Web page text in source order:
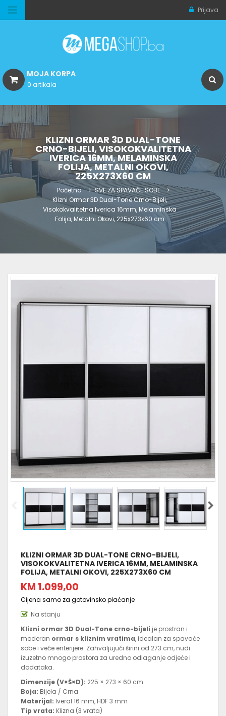
Prijava
MOJA KORPA
0 artikala
KLIZNI ORMAR 3D DUAL-TONE
CRNO-BIJELI, VISOKOKVALITETNA
IVERICA 16MM, MELAMINSKA
FOLIJA, METALNI OKOVI,
225X273X60 CM
Početna
SVE ZA SPAVAĆE SOBE
Klizni Ormar 3D Dual-Tone Crno-Bijeli,
Visokokvalitetna Iverica 16mm, Melaminska
Folija, Metalni Okovi, 225x273x60 cm
KLIZNI ORMAR 3D DUAL-TONE CRNO-BIJELI,
VISOKOKVALITETNA IVERICA 16MM, MELAMINSKA
FOLIJA, METALNI OKOVI, 225X273X60 CM
KM 1.099,00
Cijena samo za gotovinsko plaćanje
Na stanju
Klizni ormar 3D Dual-Tone crno-bijeli je prostran i
moderan ormar s kliznim vratima, idealan za spavaće
sobe i veće enterijere. Zahvaljujući širini od 273 cm, nudi
izuzetno mnogo prostora za uredno odlaganje odjeće i
dodataka.
Dimenzije (V×Š×D): 225 × 273 × 60 cm
Boja: Bijela / Crna
Materijal: Iveral 16 mm, HDF 3 mm
Tip vrata: Klizna (3 vrata)